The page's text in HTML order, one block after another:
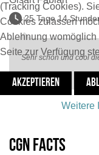
25 Tage 14
Sehr schön und cool
CGN Facts
(Tracking Cookies).
Cookies zulassen
Ablehnung
Seite zur Verfügung
AKZEPTIEREN
Weitere